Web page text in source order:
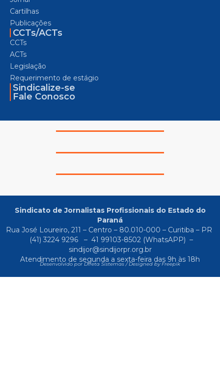
Cartilhas
Publicações
CCTs/ACTs
CCTs
ACTs
Legislação
Requerimento de estágio
Sindicalize-se
Fale Conosco
Sindicato de Jornalistas Profissionais do Estado do
Paraná
Rua José Loureiro, 211 – Centro – 80.010-000 – Curitiba – PR
(41) 3224 9296
– 41 99103-8502(WhatsAPP) –
sindijor@sindijorpr.org.br
Atendimento de segunda a sexta-feira das 9h às 18h
Desenvolvido por Direta Sistemas /Designed by Freepik